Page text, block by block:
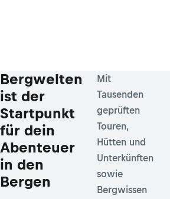
Bergwelten
ist der
Startpunkt
für dein
Abenteuer
in den
Bergen
Mit
Tausenden
geprüften
Touren,
Hütten und
Unterkünften
sowie
Bergwissen